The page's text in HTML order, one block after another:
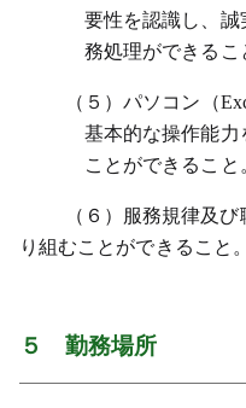
要性を認識し、
務処理ができるこ
（５）パソコン（
基本的な操作能力
ことができること
（６）服務規律及
り組むことができること。
５ 勤務場所